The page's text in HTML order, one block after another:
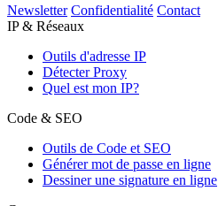
Newsletter Confidentialité Contact
IP & Réseaux
Outils d'adresse IP
Détecter Proxy
Quel est mon IP?
Code & SEO
Outils de Code et SEO
Générer mot de passe en ligne
Dessiner une signature en ligne